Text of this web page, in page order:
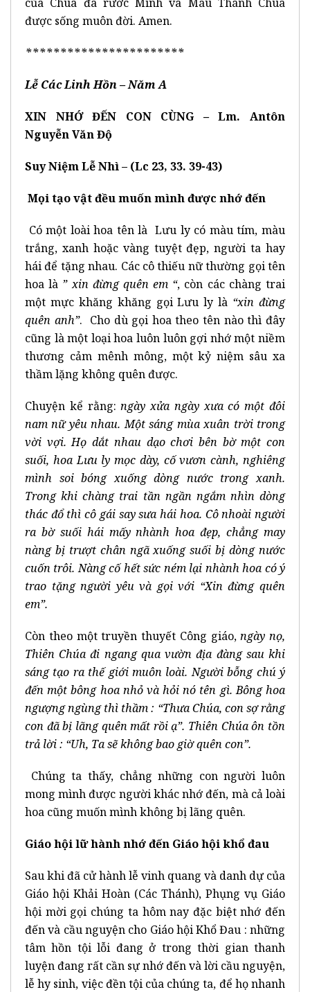
được sống muôn đời. Amen.
***********************
Lễ Các Linh Hồn– Năm A
XIN NHỚ ĐẾN CON CÙNG –Lm. Antôn
Nguyễn Văn Độ
Suy Niệm Lễ Nhì – (Lc 23, 33. 39-43)
Mọi tạo vật đều muốn mình được nhớ đến
Có một loài hoa tên là Lưu ly có màu tím, màu
trắng, xanh hoặc vàng tuyệt đẹp, người ta hay
hái để tặng nhau. Các cô thiếu nữ thường gọi tên
hoa là ” xin đừng quên em “, còn các chàng trai
một mực khăng khăng gọi Lưu ly là “xin đừng
quên anh”. Cho dù gọi hoa theo tên nào thì đây
cũng là một loại hoa luôn luôn gợi nhớ một niềm
thương cảm mênh mông, một kỷ niệm sâu xa
thầm lặng không quên được.
Chuyện kể rằng:ngày xửa ngày xưa có một đôi
nam nữ yêu nhau. Một sáng mùa xuân trời trong
vời vợi. Họ dắt nhau dạo chơi bên bờ một con
suối, hoa Lưu ly mọc dày, cố vươn cành, nghiêng
mình soi bóng xuống dòng nước trong xanh.
Trong khi chàng trai tần ngần ngắm nhìn dòng
thác đổ thì cô gái say sưa hái hoa. Cô nhoài người
ra bờ suối hái mấy nhành hoa đẹp, chẳng may
nàng bị trượt chân ngã xuống suối bị dòng nước
cuốn trôi. Nàng cố hết sức ném lại nhành hoa có ý
trao tặng người yêu và gọi với “Xin đừng quên
em”.
Còn theo một truyền thuyết Công giáo,ngày nọ,
Thiên Chúa đi ngang qua vườn địa đàng sau khi
sáng tạo ra thế giới muôn loài. Người bỗng chú ý
đến một bông hoa nhỏ và hỏi nó tên gì. Bông hoa
ngượng ngùng thì thầm : “Thưa Chúa, con sợ rằng
con đã bị lãng quên mất rồi ạ”. Thiên Chúa ôn tồn
trả lời : “Uh, Ta sẽ không bao giờ quên con”.
Chúng ta thấy, chẳng những con người luôn
mong mình được người khác nhớ đến, mà cả loài
hoa cũng muốn mình không bị lãng quên.
Giáo hội lữ hành nhớ đến Giáo hội khổ đau
Sau khi đã cử hành lễ vinh quang và danh dự của
Giáo hội Khải Hoàn (Các Thánh), Phụng vụ Giáo
hội mời gọi chúng ta hôm nay đặc biệt nhớ đến
đến và cầu nguyện cho Giáo hội Khổ Đau : những
tâm hồn tội lỗi đang ở trong thời gian thanh
luyện đang rất cần sự nhớ đến và lời cầu nguyện,
lễ hy sinh, việc đền tội của chúng ta, để họ nhanh